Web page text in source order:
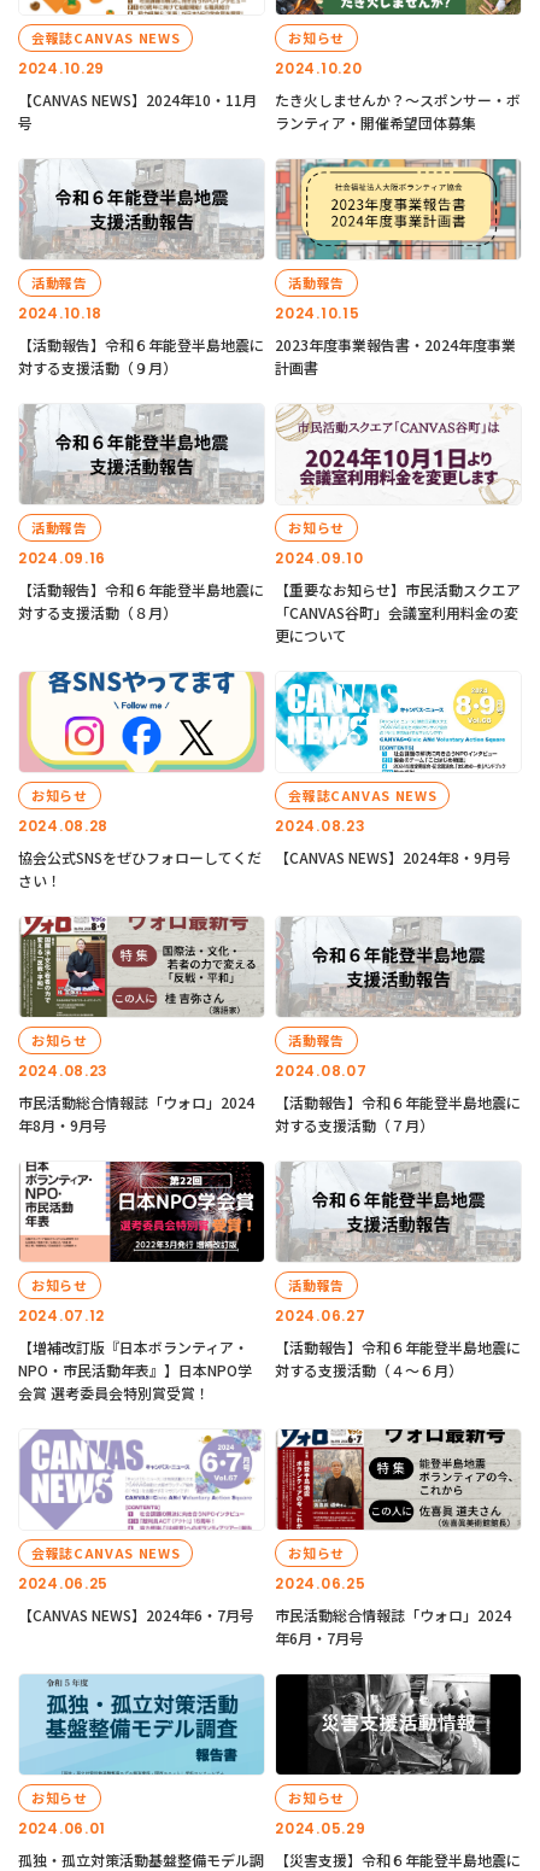
2024.10.29
会報誌CANVAS NEWS
【CANVAS NEWS】2024年10・11月
号
2024.10.20
お知らせ
たき火しませんか？～スポンサー・ボ
ランティア・開催希望団体募集
2024.10.18
活動報告
【活動報告】令和６年能登半島地震に
対する支援活動（９月）
2024.10.15
活動報告
2023年度事業報告書・2024年度事業
計画書
2024.09.16
活動報告
【活動報告】令和６年能登半島地震に
対する支援活動（８月）
2024.09.10
お知らせ
【重要なお知らせ】市民活動スクエア
「CANVAS谷町」会議室利用料金の変
更について
2024.08.28
お知らせ
協会公式SNSをぜひフォローしてくだ
さい！
2024.08.23
会報誌CANVAS NEWS
【CANVAS NEWS】2024年8・9月号
2024.08.23
お知らせ
市民活動総合情報誌「ウォロ」2024
年8月・9月号
2024.08.07
活動報告
【活動報告】令和６年能登半島地震に
対する支援活動（７月）
2024.07.12
お知らせ
【増補改訂版『日本ボランティア・
NPO・市民活動年表』】日本NPO学
会賞 選考委員会特別賞受賞！
2024.06.27
活動報告
【活動報告】令和６年能登半島地震に
対する支援活動（４〜６月）
2024.06.25
会報誌CANVAS NEWS
【CANVAS NEWS】2024年6・7月号
2024.06.25
お知らせ
市民活動総合情報誌「ウォロ」2024
年6月・7月号
2024.06.01
お知らせ
孤独・孤立対策活動基盤整備モデル調
2024.05.29
お知らせ
【災害支援】令和６年能登半島地震に